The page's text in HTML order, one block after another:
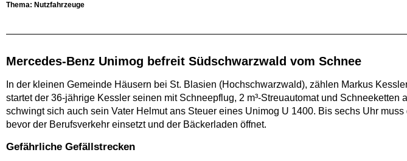
Thema: Nutzfahrzeuge
Mercedes-Benz Unimog befreit Südschwarzwald vom Schnee
In der kleinen Gemeinde Häusern bei St. Blasien (Hochschwarzwald), zählen Markus
startet der 36-jährige Kessler seinen mit Schneepflug, 2 m³-Streuautomat und
schwingt sich auch sein Vater Helmut ans Steuer eines Unimog U 1400. Bis sechs Uhr
bevor der Berufsverkehr einsetzt und der Bäckerladen öffnet.
Gefährliche Gefällstrecken